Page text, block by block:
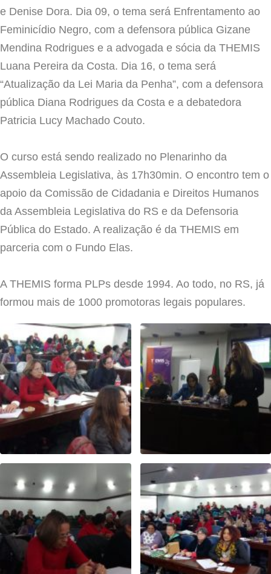
e Denise Dora. Dia 09, o tema será Enfrentamento ao
Feminicídio Negro, com a defensora pública Gizane
Mendina Rodrigues e a advogada e sócia da THEMIS
Luana Pereira da Costa. Dia 16, o tema será
“Atualização da Lei Maria da Penha”, com a defensora
pública Diana Rodrigues da Costa e a debatedora
Patricia Lucy Machado Couto.
O curso está sendo realizado no Plenarinho da
Assembleia Legislativa, às 17h30min. O encontro tem o
apoio da Comissão de Cidadania e Direitos Humanos
da Assembleia Legislativa do RS e da Defensoria
Pública do Estado. A realização é da THEMIS em
parceria com o Fundo Elas.
A THEMIS forma PLPs desde 1994. Ao todo, no RS, já
formou mais de 1000 promotoras legais populares.